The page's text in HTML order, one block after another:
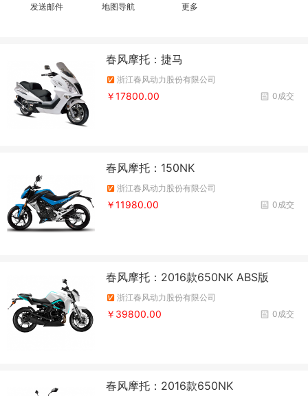
发送邮件 地图导航 更多
春风摩托：捷马
浙江春风动力股份有限公司
0成交
￥17800.00
春风摩托：150NK
浙江春风动力股份有限公司
0成交
￥11980.00
春风摩托：2016款650NK ABS版
浙江春风动力股份有限公司
0成交
￥39800.00
春风摩托：2016款650NK